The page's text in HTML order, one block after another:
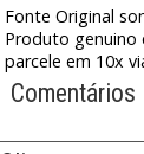
Fonte Original
Produto genuino
parcele em 10x
Comentários